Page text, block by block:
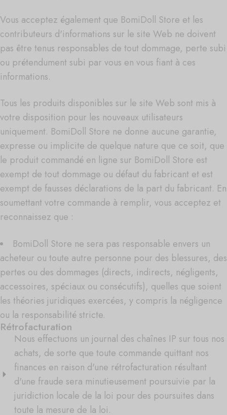
Vous acceptez également que BomiDoll Store et les
contributeurs d'informations sur le site Web ne doivent
pas être tenus responsables de tout dommage, perte subi
ou prétendument subi par vous en vous fiant à ces
informations.
Tous les produits disponibles sur le site Web sont mis à
votre disposition pour les nouveaux utilisateurs
uniquement. BomiDoll Store ne donne aucune garantie,
expresse ou implicite de quelque nature que ce soit, que
le produit commandé en ligne sur BomiDoll Store est
exempt de tout dommage ou défaut du fabricant et est
exempt de fausses déclarations de la part du fabricant. En
soumettant votre commande à remplir, vous acceptez et
reconnaissez que :
BomiDoll Store ne sera pas responsable envers un
acheteur ou toute autre personne pour des blessures, des
pertes ou des dommages (directs, indirects, négligents,
accessoires, spéciaux ou consécutifs), quelles que soient
les théories juridiques exercées, y compris la négligence
ou la responsabilité stricte.
Rétrofacturation
Nous effectuons un journal des chaînes IP sur tous nos
achats, de sorte que toute commande quittant nos
finances en raison d'une rétrofacturation résultant
d'une fraude sera minutieusement poursuivie par la
juridiction locale de la loi pour des poursuites dans
toute la mesure de la loi.